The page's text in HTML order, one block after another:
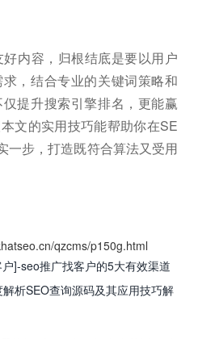
内容，归根结底是要以用户
，结合专业的关键词策略和
提升搜索引擎排名，更能赢
文的实用技巧能帮助你在SE
一步，打造既符合算法又受用
qzcms/p150g.html
]-seo推广找客户的5大有效渠道
析SEO查询源码及其应用技巧解